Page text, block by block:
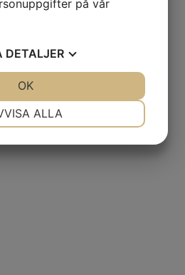
på vår
DETALJER
ALLA
OK